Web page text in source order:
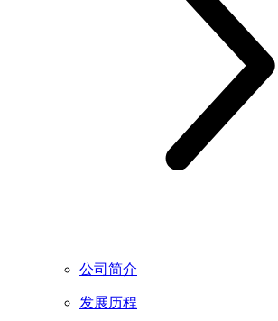
公司简介
发展历程